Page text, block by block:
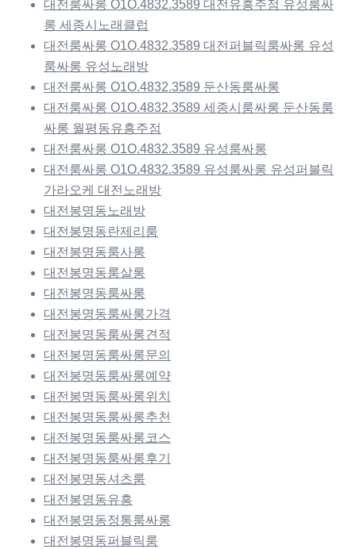
대전룸싸롱 O1O.4832.3589 대전유흥주점 유성룸싸
롱 세종시노래클럽
대전룸싸롱 O1O.4832.3589 대전퍼블릭룸싸롱 유성
룸싸롱 유성노래방
대전룸싸롱 O1O.4832.3589 둔산동룸싸롱
대전룸싸롱 O1O.4832.3589 세종시룸싸롱 둔산동룸
싸롱 월평동유흥주점
대전룸싸롱 O1O.4832.3589 유성룸싸롱
대전룸싸롱 O1O.4832.3589 유성룸싸롱 유성퍼블릭
가라오케 대전노래방
대전봉명동노래방
대전봉명동란제리룸
대전봉명동룸사롱
대전봉명동룸살롱
대전봉명동룸싸롱
대전봉명동룸싸롱가격
대전봉명동룸싸롱견적
대전봉명동룸싸롱문의
대전봉명동룸싸롱예약
대전봉명동룸싸롱위치
대전봉명동룸싸롱추천
대전봉명동룸싸롱코스
대전봉명동룸싸롱후기
대전봉명동셔츠룸
대전봉명동유흥
대전봉명동정통룸싸롱
대전봉명동퍼블릭룸